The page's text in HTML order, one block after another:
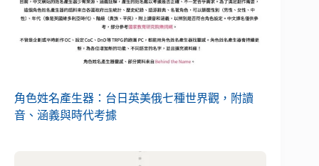
角色姓名產生器：台日英美俄七種世界觀，附讀
音、涵義與時代考據